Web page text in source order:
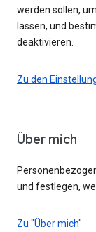
werden sollen,
lassen, und
deaktivieren.
Zu den
Über mich
und festlegen,
Zu "Über mich"